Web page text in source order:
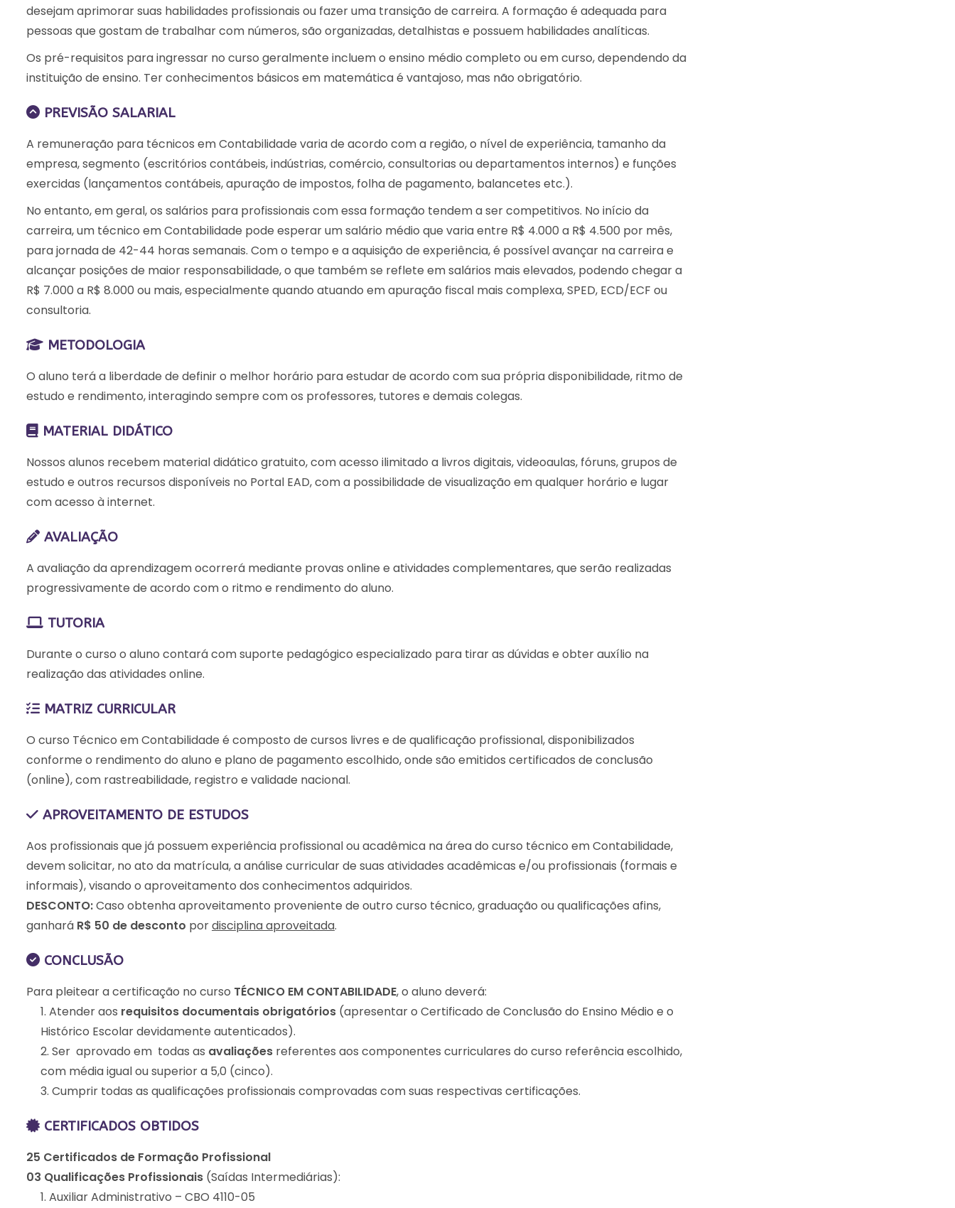
desejam aprimorar suas habilidades profissionais ou fazer uma transição de carreira. A formação é adequada para
pessoas que gostam de trabalhar com números, são organizadas, detalhistas e possuem habilidades analíticas.
Os pré-requisitos para ingressar no curso geralmente incluem o ensino médio completo ou em curso, dependendo da
instituição de ensino. Ter conhecimentos básicos em matemática é vantajoso, mas não obrigatório.
PREVISÃO SALARIAL
A remuneração para técnicos em Contabilidade varia de acordo com a região, o nível de experiência, tamanho da
empresa, segmento (escritórios contábeis, indústrias, comércio, consultorias ou departamentos internos) e funções
exercidas (lançamentos contábeis, apuração de impostos, folha de pagamento, balancetes etc.).
No entanto, em geral, os salários para profissionais com essa formação tendem a ser competitivos. No início da
carreira, um técnico em Contabilidade pode esperar um salário médio que varia entre R$ 4.000 a R$ 4.500 por mês,
para jornada de 42-44 horas semanais. Com o tempo e a aquisição de experiência, é possível avançar na carreira e
alcançar posições de maior responsabilidade, o que também se reflete em salários mais elevados, podendo chegar a
R$ 7.000 a R$ 8.000 ou mais, especialmente quando atuando emapuração fiscal mais complexa, SPED, ECD/ECF ou
consultoria.
METODOLOGIA
O aluno terá a liberdade de definir o melhor horário para estudar de acordo com sua própria disponibilidade, ritmo de
estudo e rendimento, interagindo sempre com os professores, tutores e demais colegas.
MATERIAL DIDÁTICO
Nossos alunos recebem material didático gratuito, com acesso ilimitado a livros digitais, videoaulas, fóruns, grupos de
estudo e outros recursos disponíveis no Portal EAD, com a possibilidade de visualização em qualquer horário e lugar
com acesso à internet.
AVALIAÇÃO
A avaliação da aprendizagem ocorrerá mediante provas online e atividades complementares, que serão realizadas
progressivamente de acordo com o ritmo e rendimento do aluno.
TUTORIA
Durante o curso o aluno contará com suporte pedagógico especializado para tirar as dúvidas e obter auxílio na
realização das atividades online.
MATRIZ CURRICULAR
O curso Técnico em Contabilidade é composto de cursos livres e de qualificação profissional, disponibilizados
conforme o rendimento do aluno e plano de pagamento escolhido, onde são emitidos certificados de conclusão
(online), com rastreabilidade, registro e validade nacional.
APROVEITAMENTO DE ESTUDOS
Aos profissionais que já possuem experiência profissional ou acadêmica na área do curso técnico em Contabilidade,
devem solicitar, no ato da matrícula, a análise curricular de suas atividades acadêmicas e/ou profissionais (formais e
informais), visando o aproveitamento dos conhecimentos adquiridos.
DESCONTO:Caso obtenha aproveitamento proveniente de outro curso técnico, graduação ou qualificações afins,
ganhará R$ 50 de desconto pordisciplina aproveitada.
CONCLUSÃO
Para pleitear a certificação no curso TÉCNICO EM CONTABILIDADE, o aluno deverá:
Atender aos requisitos documentais obrigatórios (apresentar o Certificado de Conclusão do Ensino Médio e o
Histórico Escolar devidamente autenticados).
Ser aprovado em todas as avaliações referentes aos componentes curriculares do curso referência escolhido,
com média igual ou superior a 5,0 (cinco).
Cumprir todas as qualificações profissionais comprovadas com suas respectivas certificações.
CERTIFICADOS OBTIDOS
25 Certificados de Formação Profissional
03 Qualificações Profissionais (Saídas Intermediárias):
Auxiliar Administrativo – CBO 4110-05